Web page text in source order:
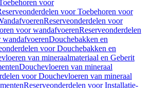
voor
voor Toebehoren voor
Reserveonderdelen voor
voor wandafvoerenReserveonderdelen
Douchebakken en
voor Douchebakken en
van mineraalmateriaal en Geberit
Douchevloeren van mineraal
voor Douchevloeren van mineraal
Reserveonderdelen voor Installatie-